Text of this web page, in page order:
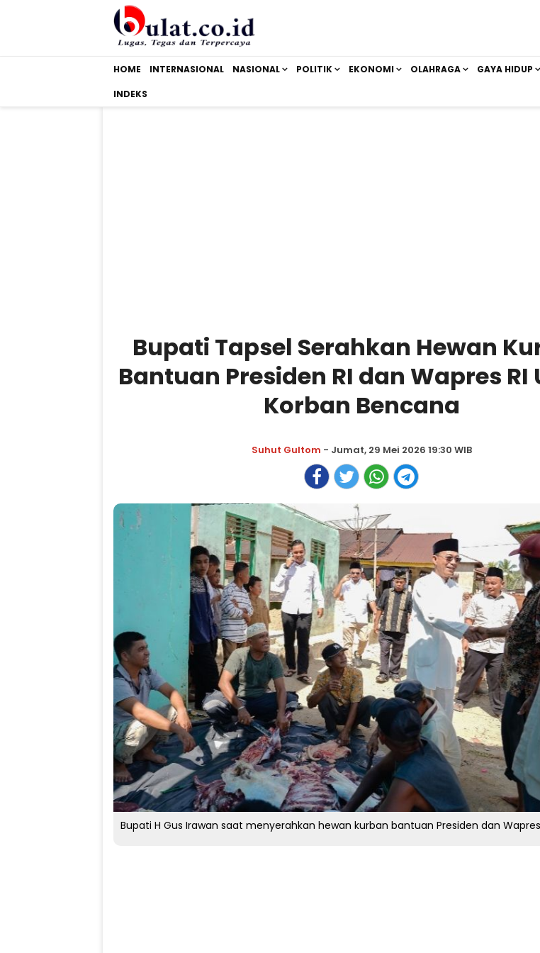
HOME INTERNASIONAL NASIONAL POLITIK EKONOMI OLAHRAGA GAYA HIDUP
INDEKS
Bupati Tapsel Serahkan Hewan
Bantuan Presiden RI dan Wapres RI
Korban Bencana
Suhut Gultom - Jumat, 29 Mei 2026 19:30 WIB
Bupati H Gus Irawan saat menyerahkan hewan kurban bantuan Presiden dan Wapres